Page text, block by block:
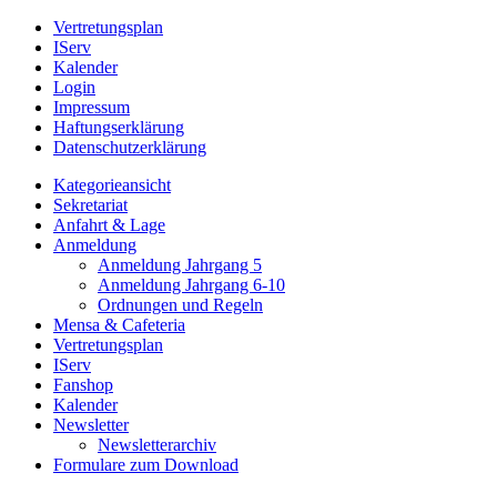
Vertretungsplan
IServ
Kalender
Login
Impressum
Haftungserklärung
Datenschutzerklärung
Kategorieansicht
Sekretariat
Anfahrt & Lage
Anmeldung
Anmeldung Jahrgang 5
Anmeldung Jahrgang 6-10
Ordnungen und Regeln
Mensa & Cafeteria
Vertretungsplan
IServ
Fanshop
Kalender
Newsletter
Newsletterarchiv
Formulare zum Download